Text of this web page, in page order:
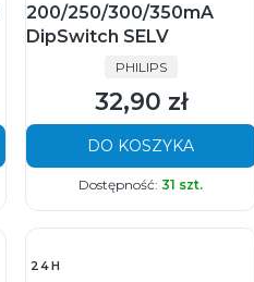
200/250/300/350mA
DipSwitch SELV
PRODUCENT
PHILIPS
Cena
32,90 zł
DO KOSZYKA
Dostępność:31 szt.
24H